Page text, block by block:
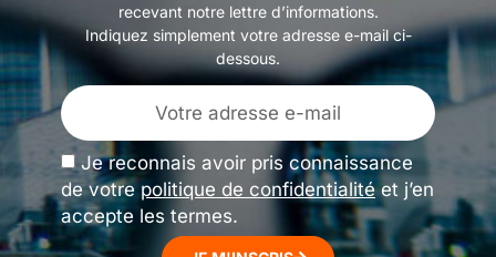
recevant notre lettre d’informations.
Indiquez simplement votre adresse e-mail ci-
dessous.
Je reconnais avoir pris connaissance
de votre politique de confidentialitéet j’en
accepte les termes.